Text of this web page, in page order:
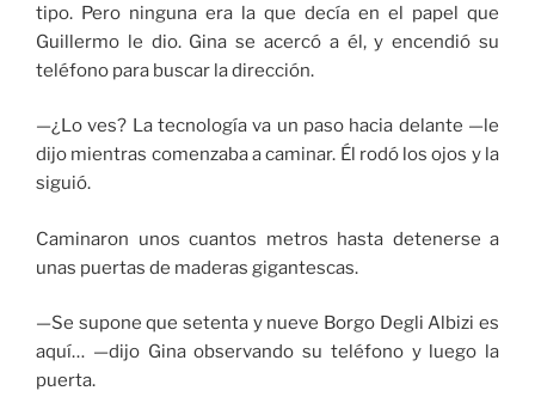
tipo. Pero ninguna era la que decía en el papel que
Guillermo le dio. Gina se acercó a él, y encendió su
teléfono para buscar la dirección.
—¿Lo ves? La tecnología va un paso hacia delante —le
dijo mientras comenzaba a caminar. Él rodó los ojos y la
siguió.
Caminaron unos cuantos metros hasta detenerse a
unas puertas de maderas gigantescas.
—Se supone que setenta y nueve Borgo Degli Albizi es
aquí… —dijo Gina observando su teléfono y luego la
puerta.